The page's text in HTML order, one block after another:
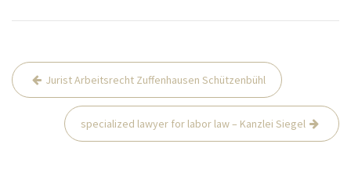
Beitrags-
Navigation
Jurist Arbeitsrecht Zuffenhausen Schützenbühl
specialized lawyer for labor law – Kanzlei Siegel